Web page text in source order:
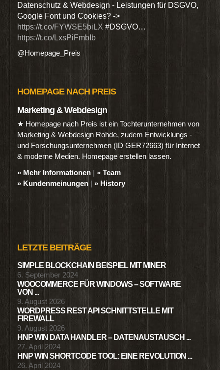
Datenschutz & Webdesign - Leistungen für DSGVO,
Google Font und Cookies? ->
https://t.co/FYWSE5biLX #DSGVO…
https://t.co/LxsPiFmbIb
@Homepage_Preis
HOMEPAGE NACH PREIS
Marketing & Webdesign
★ Homepage nach Preis ist ein Tochterunternehmen von
Marketing & Webdesign Rohde, zudem Entwicklungs -
und Forschungsunternehmen (ID GER72663) für Internet
& moderne Medien. Homepage erstellen lassen.
» Mehr Informationen | » Team
» Kundenmeinungen | » History
LETZTE BEITRÄGE
SIMPLE BLOCKCHAIN BEISPIEL MIT MINER
6. September 2024
WOOCOMMERCE FÜR WINDOWS – SOFTWARE
VON ...
9. August 2026
WORDPRESS REST API SCHNITTSTELLE MIT
FIREWALL
9. August 2026
HNP WIN DATA HANDLER – DATENAUSTAUSCH ...
27. April 2024
HNP WIN SHORTCODE TOOL: EINE REVOLUTION ...
26. April 2024